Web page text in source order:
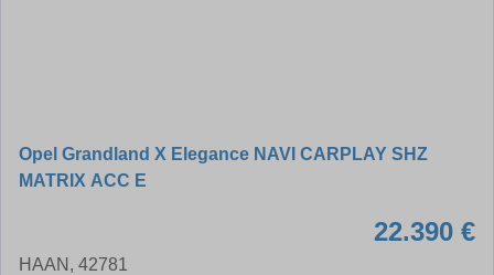
Opel Grandland X Elegance NAVI CARPLAY SHZ
MATRIX ACC E
22.390 €
HAAN, 42781